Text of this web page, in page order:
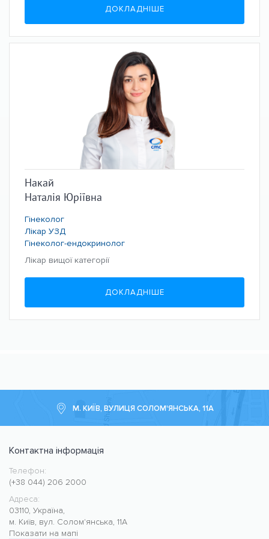
ДОКЛАДНІШЕ
Накай
Наталія Юріївна
Гінеколог
Лікар УЗД
Гінеколог-ендокринолог
Лікар вищої категорії
ДОКЛАДНІШЕ
М. КИЇВ, ВУЛИЦЯ СОЛОМ'ЯНСЬКА, 11А
Контактна інформація
Медичний центр CMC MED
https://cmcmed.clinic
Телефон:
(+38 044) 206 2000
Адреса:
03110, Україна,
м. Київ, вул. Солом'янська, 11А
Показати на мапі